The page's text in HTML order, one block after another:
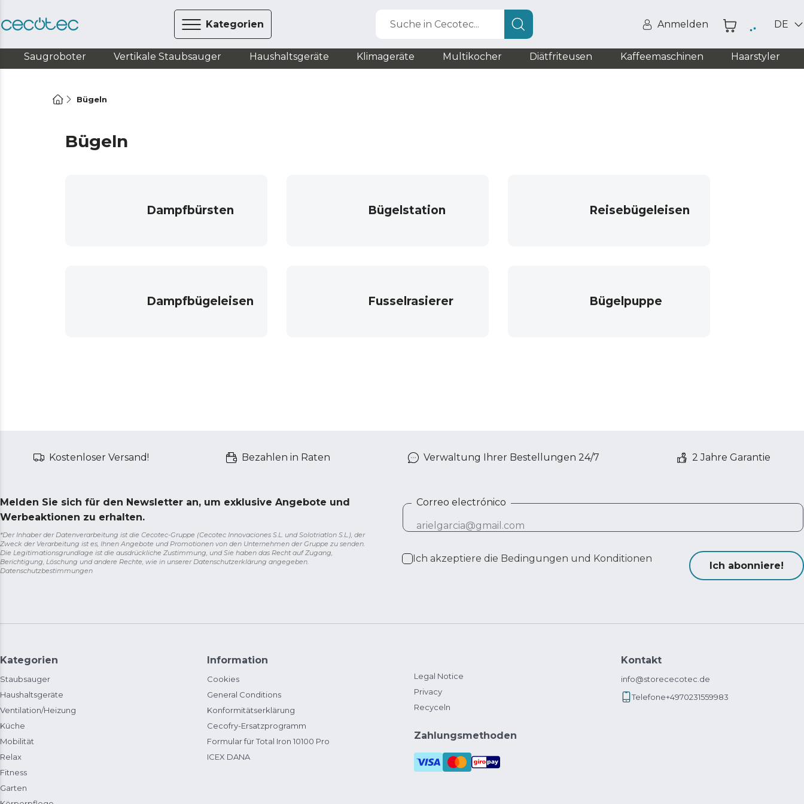
Kategorien Suche in Cecotec... Anmelden DE
Saugroboter Vertikale Staubsauger Haushaltsgeräte Klimageräte Multikocher Diätfriteusen Kaffeemaschinen Haarstyler
Bügeln
Bügeln
Dampfbürsten Bügelstation Reisebügeleisen
Dampfbügeleisen Fusselrasierer Bügelpuppe
Kostenloser Versand! Bezahlen in Raten Verwaltung Ihrer Bestellungen 24/7 2 Jahre Garantie
Melden Sie sich für den Newsletter an, um exklusive Angebote und
Werbeaktionen zu erhalten.
*Der Inhaber der Datenverarbeitung ist die Cecotec-Gruppe (Cecotec Innovaciones S.L. und Solotriatlon S.L.), der
Zweck der Verarbeitung ist es, Ihnen Angebote und Promotionen von den Unternehmen der Gruppe zu senden.
Die Legitimationsgrundlage ist die ausdrückliche Zustimmung, und Sie haben das Recht auf Zugang,
Berichtigung, Löschung und andere Rechte, wie in unserer Datenschutzerklärung angegeben.
Datenschutzbestimmungen
Correo electrónico
Ich akzeptiere die Bedingungen und Konditionen
Ich abonniere!
Kategorien
Staubsauger
Haushaltsgeräte
Ventilation/Heizung
Küche
Mobilität
Relax
Fitness
Garten
Information
Cookies
General Conditions
Konformitätserklärung
Cecofry-Ersatzprogramm
Formular für Total Iron 10100 Pro
ICEX DANA
Legal Notice
Privacy
Recyceln
Zahlungsmethoden
Kontakt
info@storececotec.de
Telefone+4970231559983